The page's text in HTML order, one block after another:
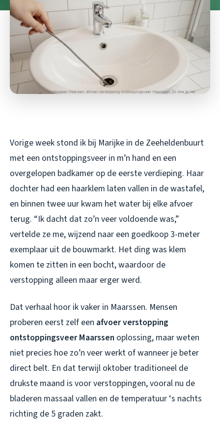
Vorige week stond ik bij Marijke in de Zeeheldenbuurt
met een ontstoppingsveer in m’n hand en een
overgelopen badkamer op de eerste verdieping. Haar
dochter had een haarklem laten vallen in de wastafel,
en binnen twee uur kwam het water bij elke afvoer
terug. “Ik dacht dat zo’n veer voldoende was,”
vertelde ze me, wijzend naar een goedkoop 3-meter
exemplaar uit de bouwmarkt. Het ding was klem
komen te zitten in een bocht, waardoor de
verstopping alleen maar erger werd.
Dat verhaal hoor ik vaker in Maarssen. Mensen
proberen eerst zelf een afvoer verstopping
ontstoppingsveer Maarssen oplossing, maar weten
niet precies hoe zo’n veer werkt of wanneer je beter
direct belt. En dat terwijl oktober traditioneel de
drukste maand is voor verstoppingen, vooral nu de
bladeren massaal vallen en de temperatuur ‘s nachts
richting de 5 graden zakt.